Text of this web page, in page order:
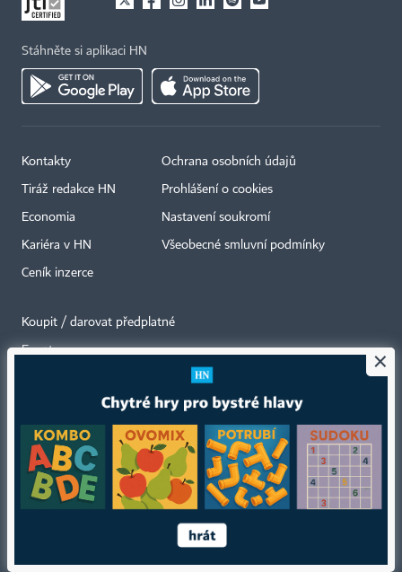
Stáhněte si aplikaci HN
Kontakty
Tiráž redakce HN
Economia
Kariéra v HN
Ceník inzerce
Ochrana osobních údajů
Prohlášení o cookies
Nastavení soukromí
Všeobecné smluvní podmínky
Koupit / darovat předplatné
Eventy
Autorská práva vykonává vydavatel. Bez písemného svolení vydavatele je
zakázáno jakékoli užití částí nebo celku díla, zejména rozmnožování a šíření
jakýmkoli způsobem, mechanickým nebo elektronickým, v českém nebo
jiném jazyce. Bez souhlasu vydavatele je zakázáno též rozmnožování
obsahu pro účely automatizované analýzy textů nebo dat
×